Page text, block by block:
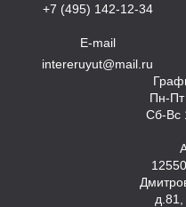
+7 (495) 142-12-34
E-mail
intereruyut@mail.ru
Пн-
Сб-Вс
д.81,